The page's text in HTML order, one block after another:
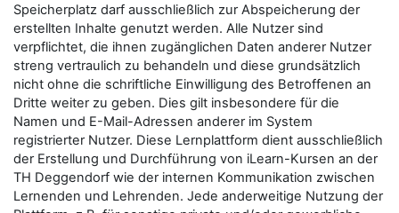
Speicherplatz darf ausschließlich zur Abspeicherung der
erstellten Inhalte genutzt werden. Alle Nutzer sind
verpflichtet, die ihnen zugänglichen Daten anderer Nutzer
streng vertraulich zu behandeln und diese grundsätzlich
nicht ohne die schriftliche Einwilligung des Betroffenen an
Dritte weiter zu geben. Dies gilt insbesondere für die
Namen und E-Mail-Adressen anderer im System
registrierter Nutzer. Diese Lernplattform dient ausschließlich
der Erstellung und Durchführung von iLearn-Kursen an der
TH Deggendorf wie der internen Kommunikation zwischen
Lernenden und Lehrenden. Jede anderweitige Nutzung der